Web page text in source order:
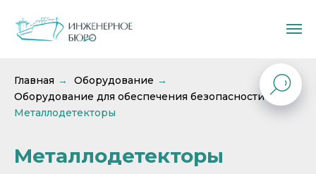
Главная → Оборудование →
Оборудование для обеспечения безопасности →
Металлодетекторы
Металлодетекторы